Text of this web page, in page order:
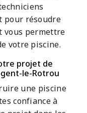
pour résoudre
vous permettre
votre piscine.
projet de
le-Rotrou
une piscine
confiance à